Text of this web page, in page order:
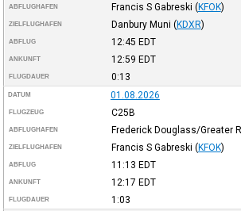
ABFLUGHAFEN Francis S Gabreski (KFOK)
ZIELFLUGHAFEN Danbury Muni (KDXR)
ABFLUG 12:45 EDT
ANKUNFT 12:59 EDT
FLUGDAUER 0:13
DATUM 01.08.2026
FLUGZEUG C25B
ABFLUGHAFEN Frederick Douglass/Greater
ZIELFLUGHAFEN Francis S Gabreski (KFOK)
ABFLUG 11:13 EDT
ANKUNFT 12:17 EDT
FLUGDAUER 1:03